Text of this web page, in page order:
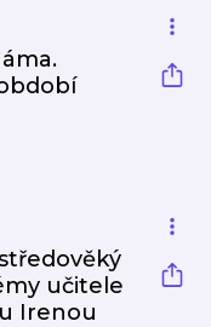
učitele
Irenou